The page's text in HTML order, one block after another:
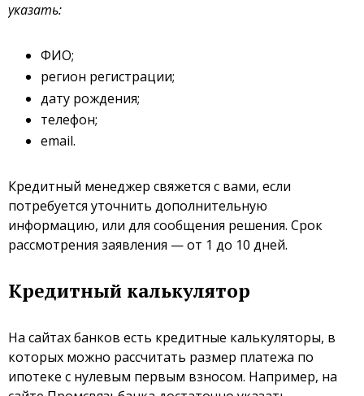
указать:
ФИО;
регион регистрации;
дату рождения;
телефон;
email.
Кредитный менеджер свяжется с вами, если
потребуется уточнить дополнительную
информацию, или для сообщения решения. Срок
рассмотрения заявления — от 1 до 10 дней.
Кредитный калькулятор
На сайтах банков есть кредитные калькуляторы, в
которых можно рассчитать размер платежа по
ипотеке с нулевым первым взносом. Например, на